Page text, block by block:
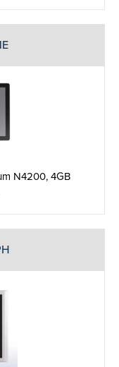
N4200, 4GB